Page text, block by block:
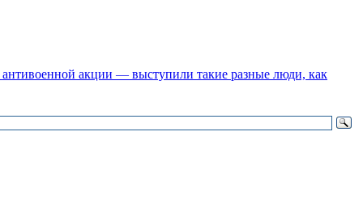
акции — выступили такие разные люди, как